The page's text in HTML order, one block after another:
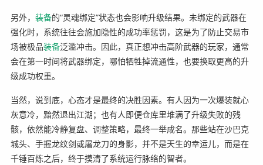
另外， 装备的“灵魂绑定”状态也会影响升级结果。未绑定的武器在
强化时，系统往往会施加隐性的成功率惩罚，这是为了防止交易市
场被极品装备泛滥冲击。因此，真正想冲击高阶武器的玩家，通常
会在第一时间将武器绑定，哪怕牺牲掉流通性，也要换取更高的升
级成功权重。
当然，说到底，心态才是最终的决胜因素。有人因为一次爆装就心
灰意冷，黯然退出江湖；也有人即便仓库里堆满了升级失败的残
骸，依然能冷静复盘、调整策略，最终一举成名。那些站在沙巴克
城头、手握龙纹剑或屠龙刀的身影，并不是天生的幸运儿，而是在
千锤百炼之后，终于摸清了系统运行脉络的智者。